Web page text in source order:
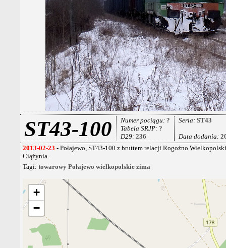
ST43-100 Numer pociągu: ?
Tabela SRJP: ?
D29: 236
Seria: ST43
Data dodania:
2013-02-23 - Połajewo, ST43-100 z bruttem relacji Rogoźno
Ciążynia.
Tagi: towarowy Połajewo wielkopolskie zima
+
−